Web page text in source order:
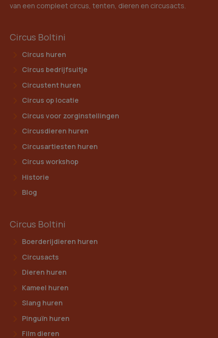
van een compleet circus, tenten, dieren en circusacts.
Circus Boltini
Circus huren
Circus bedrijfsuitje
Circustent huren
Circus op locatie
Circus voor zorginstellingen
Circusdieren huren
Circusartiesten huren
Circus workshop
Historie
Blog
Circus Boltini
Boerderijdieren huren
Circusacts
Dieren huren
Kameel huren
Slang huren
Pinguïn huren
Film dieren